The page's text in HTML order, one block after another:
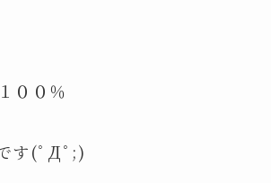
００％
す(ﾟДﾟ;)